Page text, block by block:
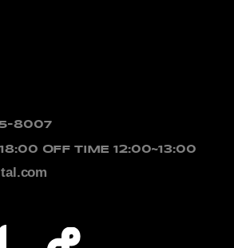
8007
OFF TIME 12:00~13:00